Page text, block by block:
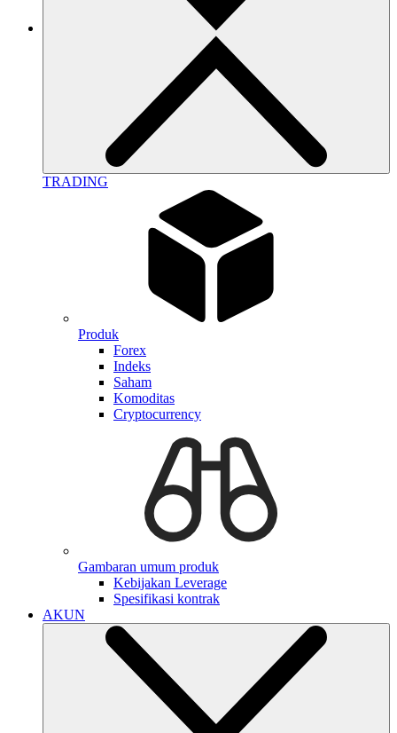
TRADING
Produk
Forex
Indeks
Saham
Komoditas
Cryptocurrency
Gambaran umum produk
Kebijakan Leverage
Spesifikasi kontrak
AKUN